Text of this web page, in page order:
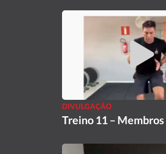
DIVULGAÇÃO
Treino 11 –